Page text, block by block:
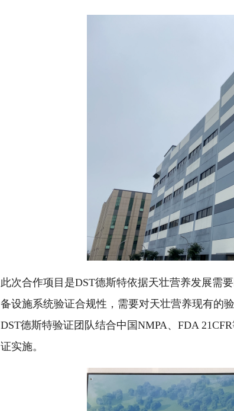
此次合作项目是DST德斯特依据天壮营养发展需
备设施系统验证合规性，需要对天壮营养现有的
DST德斯特验证团队结合中国NMPA、FDA
证实施。